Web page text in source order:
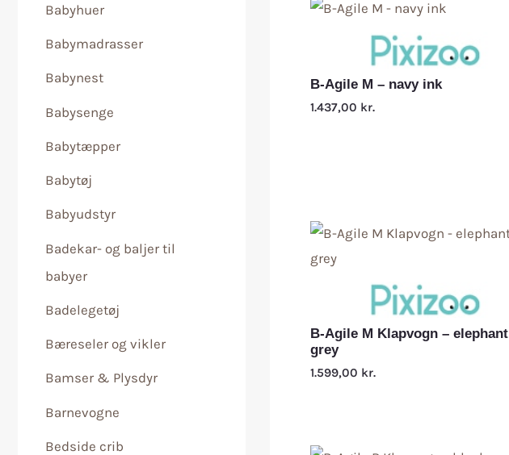
Babyhuer
Babymadrasser
Babynest
Babysenge
Babytæpper
Babytøj
Babyudstyr
Badekar- og baljer til
babyer
Badelegetøj
Bæreseler og vikler
Bamser & Plysdyr
Barnevogne
Bedside crib
B-Agile M – navy ink
1.437,00 kr.
B-Agile M Klapvogn – elephant
grey
1.599,00 kr.